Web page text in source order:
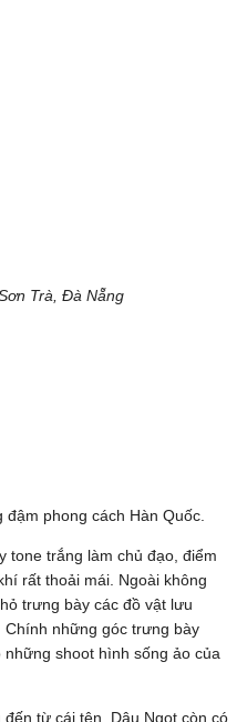
Trà, Đà Nẵng
phong cách Hàn Quốc.
tone trắng làm chủ đạo, điểm
rất thoải mái. Ngoài không
trưng bày các đồ vật lưu
những góc trưng bày
shoot hình sống ảo của
từ cái tên, Dâu Ngọt còn có